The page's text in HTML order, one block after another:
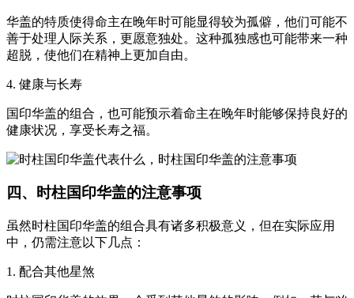
华盖的特质使得命主在晚年时可能显得较为孤僻，他们可能不
善于处理人际关系，更愿意独处。这种孤独感也可能带来一种
超脱，使他们在精神上更加自由。
4. 健康与长寿
国印华盖的组合，也可能预示着命主在晚年时能够保持良好的
健康状况，享受长寿之福。
四、时柱国印华盖的注意事项
虽然时柱国印华盖的组合具有诸多积极意义，但在实际应用
中，仍需注意以下几点：
1. 配合其他星煞